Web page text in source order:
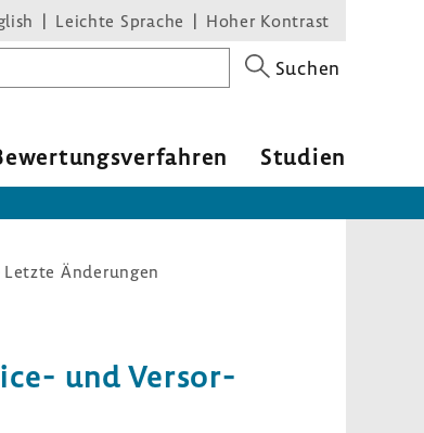
Leichte Sprache Hoher Kontrast
Suchen
Studien
Letzte Änderungen
und Versor­